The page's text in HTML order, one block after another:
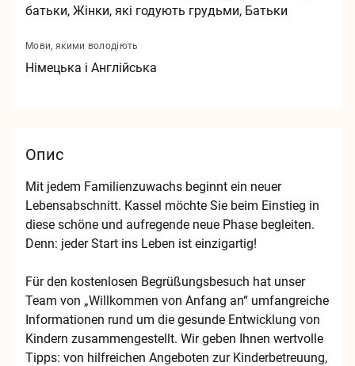
батьки, Жінки, які годують грудьми, Батьки
Мови, якими володіють
Німецька і Англійська
Опис
Mit jedem Familienzuwachs beginnt ein neuer
Lebensabschnitt. Kassel möchte Sie beim Einstieg in
diese schöne und aufregende neue Phase begleiten.
Denn: jeder Start ins Leben ist einzigartig!
Für den kostenlosen Begrüßungsbesuch hat unser
Team von „Willkommen von Anfang an“ umfangreiche
Informationen rund um die gesunde Entwicklung von
Kindern zusammengestellt. Wir geben Ihnen wertvolle
Tipps: von hilfreichen Angeboten zur Kinderbetreuung,